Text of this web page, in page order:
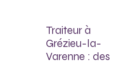
Traiteur à
Grézieu-la-
Varenne : des